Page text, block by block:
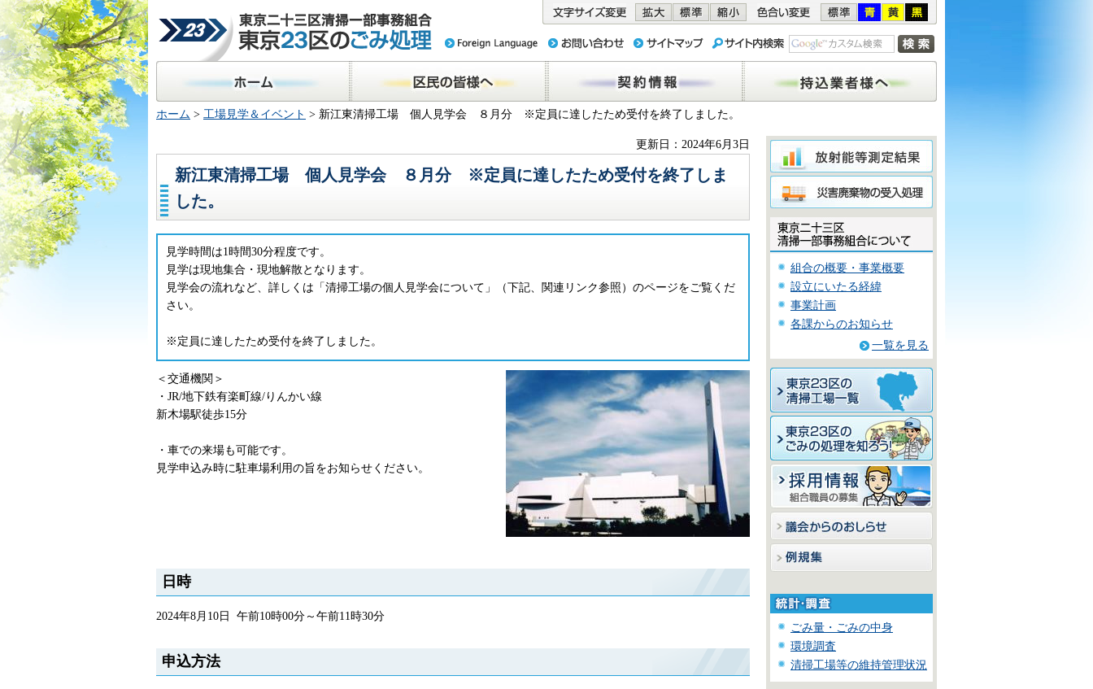
東京二十三区清掃一部事務組合 東京
23区のごみ処理
ホーム 区民の皆様へ 契約情報 持込業者様へ
ホーム > 工場見学＆イベント > 新江東清掃工場 個人見学会 ８月分 ※定員に達したため受付を終了しました。
更新日：2024年6月3日
新江東清掃工場 個人見学会 ８月分 ※定員に達したため受付を終了しま
した。
見学時間は1時間30分程度です。
見学は現地集合・現地解散となります。
見学会の流れなど、詳しくは「清掃工場の個人見学会について」（下記、関連リンク参照）のページをご覧くだ
さい。
※定員に達したため受付を終了しました。
＜交通機関＞
・JR/地下鉄有楽町線/りんかい線
新木場駅徒歩15分
・車での来場も可能です。
見学申込み時に駐車場利用の旨をお知らせください。
日時
2024年8月10日 午前10時00分～午前11時30分
申込方法
組合の概要・事業概要
設立にいたる経緯
事業計画
各課からのお知らせ
一覧を見る
ごみ量・ごみの中身
環境調査
清掃工場等の維持管理状況